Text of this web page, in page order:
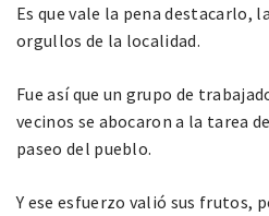
Es que vale la pena destacarlo,
orgullos de la localidad.
Fue así que un grupo de
vecinos se abocaron a la tarea
paseo del pueblo.
Y ese esfuerzo valió sus frutos,